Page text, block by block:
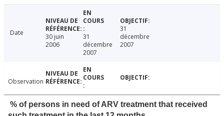
Date
30 juin
2006
31
décembre
2007
31
décembre
2007
Observation
% of persons in need of ARV treatment that received